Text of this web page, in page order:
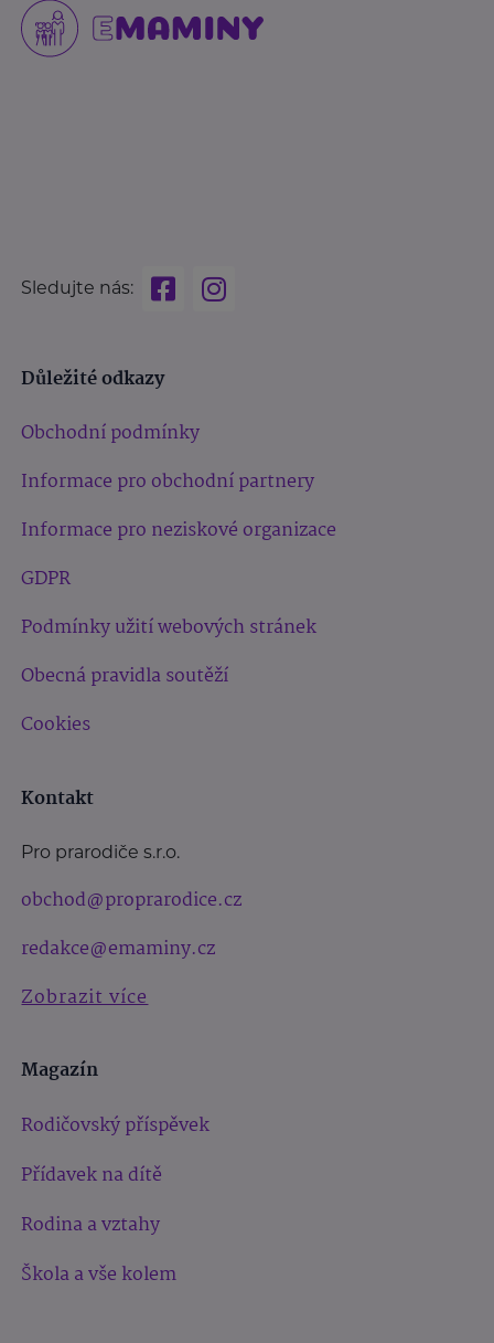
Sledujte nás:
Důležité odkazy
Obchodní podmínky
Informace pro obchodní partnery
Informace pro neziskové organizace
GDPR
Podmínky užití webových stránek
Obecná pravidla soutěží
Cookies
Kontakt
Pro prarodiče s.r.o.
obchod@proprarodice.cz
redakce@emaminy.cz
Zobrazit více
Magazín
Rodičovský příspěvek
Přídavek na dítě
Rodina a vztahy
Škola a vše kolem